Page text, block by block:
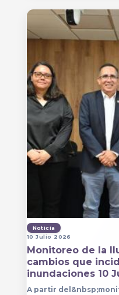
Noticia
10 Julio 2026
Monitoreo de la
cambios que
inundaciones 10
A partir